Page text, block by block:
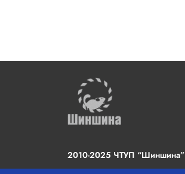
2010-2025 ЧТУП “Шиншина”